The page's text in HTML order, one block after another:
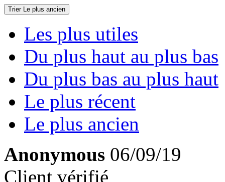
Trier Le plus ancien
Les plus utiles
Du plus haut au plus bas
Du plus bas au plus haut
Le plus récent
Le plus ancien
Anonymous 06/09/19
Client vérifié